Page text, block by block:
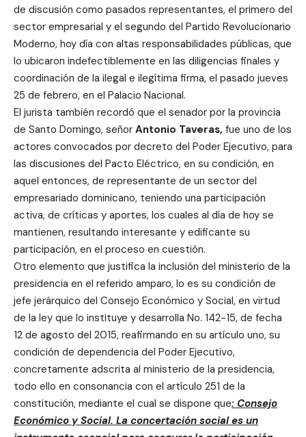
de discusión como pasados representantes, el primero del
sector empresarial y el segundo del Partido Revolucionario
Moderno, hoy día con altas responsabilidades públicas, que
lo ubicaron indefectiblemente en las diligencias finales y
coordinación de la ilegal e ilegítima firma, el pasado jueves
25 de febrero, en el Palacio Nacional.
El jurista también recordó que el senador por la provincia
de Santo Domingo, señor Antonio Taveras, fue uno de los
actores convocados por decreto del Poder Ejecutivo, para
las discusiones del Pacto Eléctrico, en su condición, en
aquel entonces, de representante de un sector del
empresariado dominicano, teniendo una participación
activa, de críticas y aportes, los cuales al día de hoy se
mantienen, resultando interesante y edificante su
participación, en el proceso en cuestión.
Otro elemento que justifica la inclusión del ministerio de la
presidencia en el referido amparo, lo es su condición de
jefe jerárquico del Consejo Económico y Social, en virtud
de la ley que lo instituye y desarrolla No. 142-15, de fecha
12 de agosto del 2015, reafirmando en su artículo uno, su
condición de dependencia del Poder Ejecutivo,
concretamente adscrita al ministerio de la presidencia,
todo ello en consonancia con el artículo 251 de la
constitución, mediante el cual se dispone que: Consejo
Económico y Social. La concertación social es un